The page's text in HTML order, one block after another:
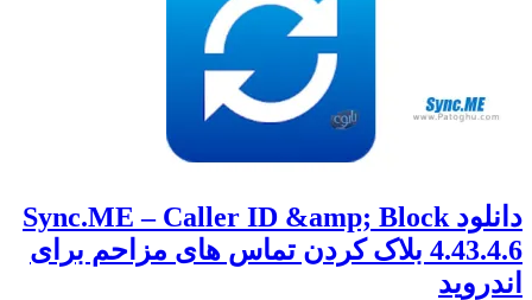
دانلود Sync.ME – Caller ID &amp; Block
4.43.4.6 بلاک کردن تماس های مزاحم برای
اندروید